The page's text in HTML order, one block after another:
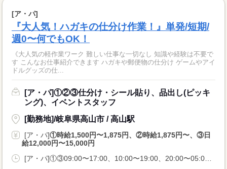
[ア・パ]
『大人気！ハガキの仕分け作業！』単発/短期/
週0〜何でもOK！
《大人気の軽作業ワーク 難しい仕事な一切なし 知識や経験は不要で
す こんなお仕事紹介できます ハガキや郵便物の仕分け ゲームやアイ
ドルグッズの仕...
[ア・パ]①②③仕分け・シール貼り、品出し(ピッキ
ング)、イベントスタッフ
[勤務地]/岐阜県高山市 / 高山駅
[ア・パ]①時給1,500円〜1,875円、②時給1,875円〜、③日
給12,000円〜15,000円
[ア・パ]①③09:00〜17:00、10:00〜19:00、20:00〜05:00、②10:00〜06:00